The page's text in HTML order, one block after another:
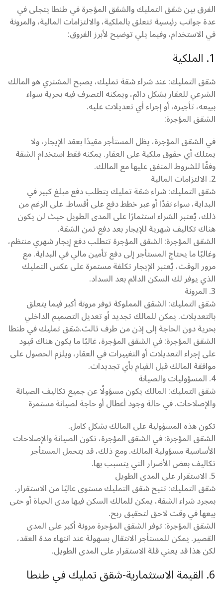
الفرق بين شقق التمليك والشقق المؤجرة في طنطا يتجلى في
عدة جوانب رئيسية تتعلق بالملكية، والالتزامات المالية، والمرونة
في الاستخدام، وفيما يلي توضيح لأبرز الفروق:
1. الملكية
شقق التمليك: عند شراء شقة تمليك، يصبح المشتري هو المالك
الشرعي للعقار بشكل دائم، ويمكنه التصرف فيه بحرية سواء
ببيعه، تأجيره، أو إجراء أي تعديلات عليه.
الشقق المؤجرة:
في الشقق المؤجرة، يظل المستأجر مقيدًا بعقد الإيجار، ولا
يمتلك أي حقوق ملكية على العقار. يمكنه فقط استخدام الشقة
وفقًا للشروط المتفق عليها مع المالك.
2. الالتزامات المالية
شقق التمليك: شراء شقة تمليك يتطلب دفع مبلغ كبير في
البداية، سواء نقدًا أو عبر خطط دفع على أقساط. على الرغم من
ذلك، يُعتبر الشراء استثمارًا على المدى الطويل حيث لن يكون
هناك تكاليف شهرية للإيجار بعد دفع ثمن الشقة.
الشقق المؤجرة: الشقق المؤجرة تتطلب دفع إيجار شهري منتظم،
وغالبًا ما يحتاج المستأجر إلى دفع تأمين مالي في البداية. مع
مرور الوقت، يُعتبر الإيجار تكلفة مستمرة على عكس التمليك
الذي يوفر لك السكن الدائم بعد السداد.
3. المرونة
شقق التمليك: الشقق المملوكة توفر مرونة أكبر فيما يتعلق
بالتعديلات. يمكن للمالك تجديد أو تعديل التصميم الداخلي
بحرية دون الحاجة إلى إذن من طرف ثالث.شقق تمليك في طنطا
الشقق المؤجرة: في الشقق المؤجرة، غالبًا ما يكون هناك قيود
على إجراء التعديلات أو التغييرات في العقار، ويلزم الحصول على
موافقة المالك قبل القيام بأي تجديدات.
4. المسؤوليات والصيانة
شقق التمليك: المالك يكون مسؤولًا عن جميع تكاليف الصيانة
والإصلاحات. في حالة وجود أعطال أو حاجة لصيانة مستمرة
تكون هذه المسؤولية على المالك بشكل كامل.
الشقق المؤجرة: في الشقق المؤجرة، تكون الصيانة والإصلاحات
الأساسية مسؤولية المالك. ومع ذلك، قد يتحمل المستأجر
تكاليف بعض الأضرار التي يتسبب بها.
5. الاستقرار على المدى الطويل
شقق التمليك: تتيح شقق التمليك مستوى عاليًا من الاستقرار.
بمجرد شراء الشقة، يمكن للمالك السكن فيها مدى الحياة أو حتى
بيعها في وقت لاحق لتحقيق ربح.
الشقق المؤجرة: توفر الشقق المؤجرة مرونة أكبر على المدى
القصير. يمكن للمستأجر الانتقال بسهولة عند انتهاء مدة العقد،
لكن هذا قد يعني قلة الاستقرار على المدى الطويل.
6. القيمة الاستثمارية-شقق تمليك في طنطا